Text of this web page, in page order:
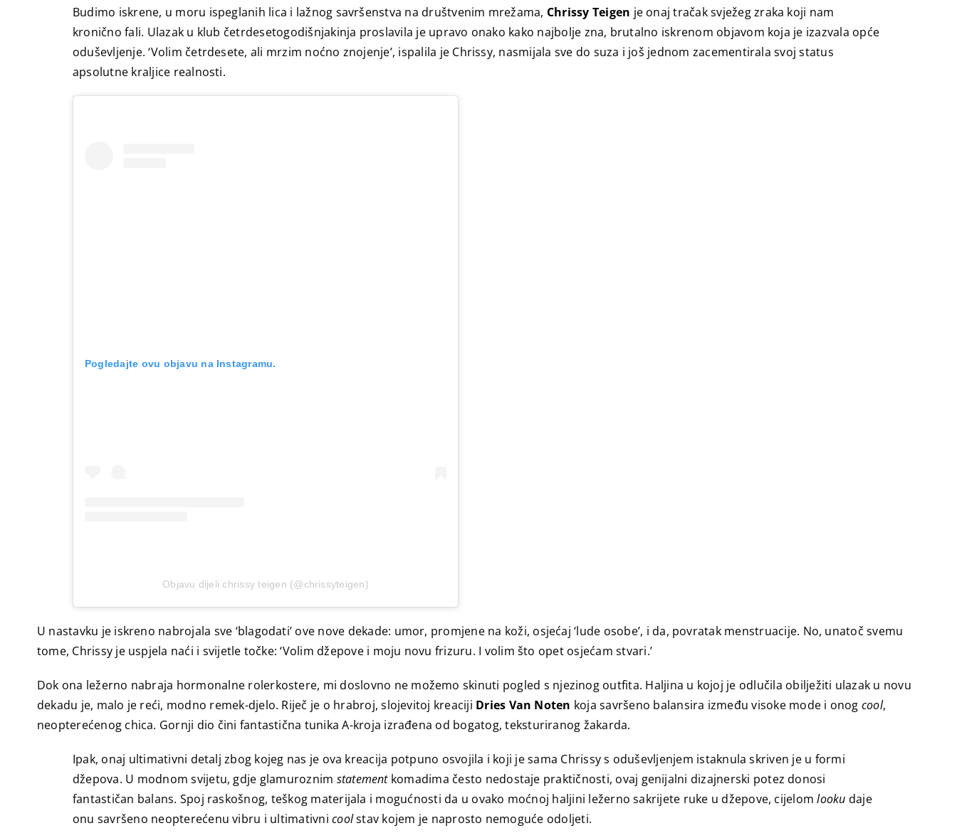
Budimo iskrene, u moru ispeglanih lica i lažnog savršenstva na društvenim mrežama, Chrissy Teigen je onaj tračak svježeg zraka koji nam
kronično fali. Ulazak u klub četrdesetogodišnjakinja proslavila je upravo onako kako najbolje zna, brutalno iskrenom objavom koja je izazvala opće
oduševljenje. ‘Volim četrdesete, ali mrzim noćno znojenje’, ispalila je Chrissy, nasmijala sve do suza i još jednom zacementirala svoj status
apsolutne kraljice realnosti.
Pogledajte ovu objavu na Instagramu.
Objavu dijeli chrissy teigen (@chrissyteigen)
U nastavku je iskreno nabrojala sve ‘blagodati’ ove nove dekade: umor, promjene na koži, osjećaj ‘lude osobe’, i da, povratak menstruacije. No, unatoč svemu
tome, Chrissy je uspjela naći i svijetle točke: ‘Volim džepove i moju novu frizuru. I volim što opet osjećam stvari.’
Dok ona ležerno nabraja hormonalne rolerkostere, mi doslovno ne možemo skinuti pogled s njezinog outfita. Haljina u kojoj je odlučila obilježiti ulazak u novu
dekadu je, malo je reći, modno remek-djelo. Riječ je o hrabroj, slojevitoj kreaciji Dries Van Noten koja savršeno balansira između visoke mode i onog cool,
neopterećenog chica. Gornji dio čini fantastična tunika A-kroja izrađena od bogatog, teksturiranog žakarda.
Ipak, onaj ultimativni detalj zbog kojeg nas je ova kreacija potpuno osvojila i koji je sama Chrissy s oduševljenjem istaknula skriven je u formi
džepova. U modnom svijetu, gdje glamuroznim statementkomadima često nedostaje praktičnosti, ovaj genijalni dizajnerski potez donosi
fantastičan balans. Spoj raskošnog, teškog materijala i mogućnosti da u ovako moćnoj haljini ležerno sakrijete ruke u džepove, cijelomlooku daje
onu savršeno neopterećenu vibru i ultimativnicoolstav kojem je naprosto nemoguće odoljeti.